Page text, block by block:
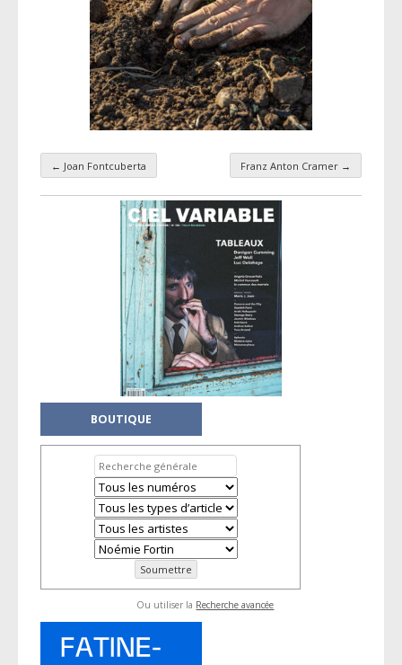
Navigation par taxonomie
← Joan Fontcuberta Franz Anton Cramer →
BOUTIQUE
Ou utiliser la Recherche avancée